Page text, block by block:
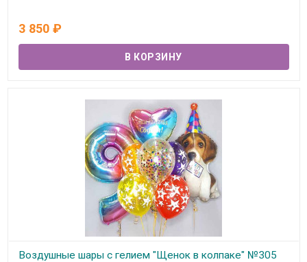
3 850 ₽
Воздушные шары с гелием "Щенок в колпаке" №305